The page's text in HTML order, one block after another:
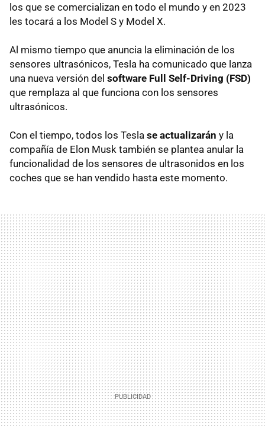
los que se comercializan en todo el mundo y en 2023
les tocará a los Model S y Model X.
Al mismo tiempo que anuncia la eliminación de los
sensores ultrasónicos, Tesla ha comunicado que lanza
una nueva versión del software Full Self-Driving (FSD)
que remplaza al que funciona con los sensores
ultrasónicos.
Con el tiempo, todos los Tesla se actualizarán y la
compañía de Elon Musk también se plantea anular la
funcionalidad de los sensores de ultrasonidos en los
coches que se han vendido hasta este momento.